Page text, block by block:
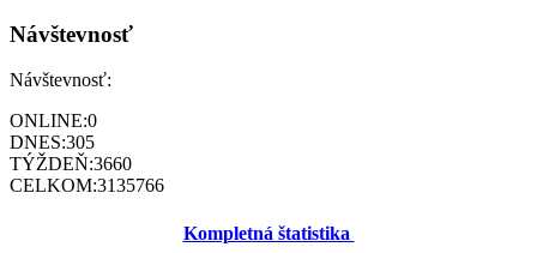
Návštevnosť
Návštevnosť:
ONLINE:0
DNES:305
TÝŽDEŇ:3660
CELKOM:3135766
Kompletná štatistika